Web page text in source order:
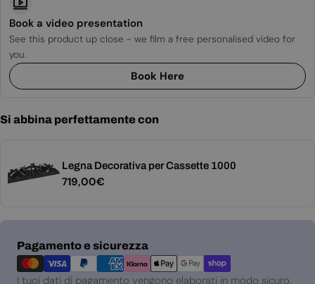
Book a video presentation
See this product up close - we film a free personalised video for
you.
Book Here
Si abbina perfettamente con
Legna Decorativa per Cassette 1000
Prezzo
719,00€
Pagamento e sicurezza
Metodi
di
pagamento
I tuoi dati di pagamento vengono elaborati in modo sicuro.